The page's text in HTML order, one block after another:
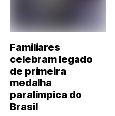
Familiares
celebram legado
de primeira
medalha
paralímpica do
Brasil